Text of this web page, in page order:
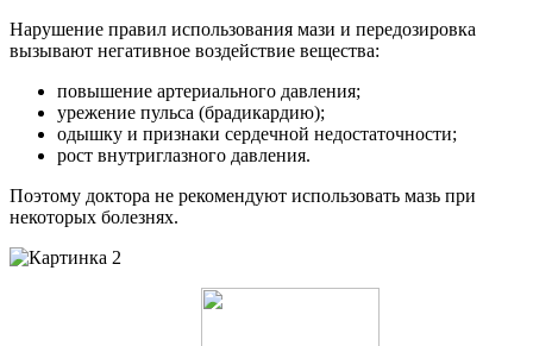
Нарушение правил использования мази и передозировка
вызывают негативное воздействие вещества:
повышение артериального давления;
урежение пульса (брадикардию);
одышку и признаки сердечной недостаточности;
рост внутриглазного давления.
Поэтому доктора не рекомендуют использовать мазь при
некоторых болезнях.